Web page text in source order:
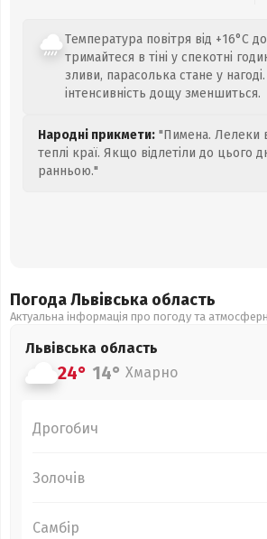
Температура повітря від +16°C
тримайтеся в тіні у спекотні
зливи, парасолька стане у нагоді.
інтенсивність дощу зменшиться.
Народні прикмети: "Пимена. Лелеки
теплі краї. Якщо відлетіли до цього
ранньою."
Погода Львівська область
Актуальна інформація про погоду та
Львівська область
24° 14° Хмарно
Дрогобич
Золочів
Самбір